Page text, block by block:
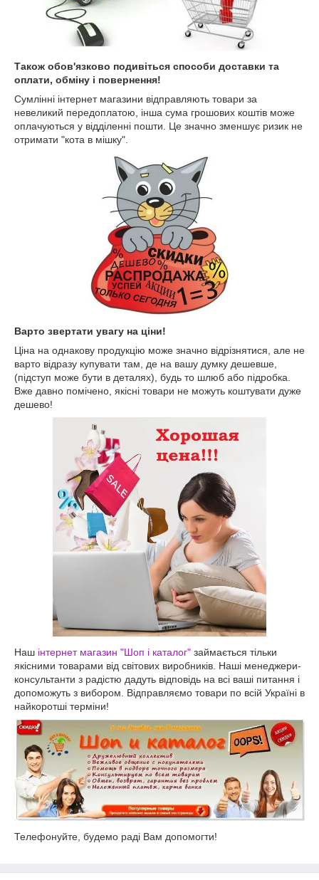
Також обов'язково подивіться способи доставки та
оплати, обміну і повернення!
Сумлінні інтернет магазини відправляють товари за
невеликий передоплатою, інша сума грошових коштів може
оплачуються у відділенні пошти. Це значно зменшує ризик не
отримати "кота в мішку".
Варто звертати увагу на ціни!
Ціна на однакову продукцію може значно відрізнятися, але не
варто відразу купувати там, де на вашу думку дешевше,
(підступ може бути в деталях), будь то шлюб або підробка.
Вже давно помічено, якісні товари не можуть коштувати дуже
дешево!
Наш інтернет магазин "Шоп і каталог" займається тільки
якісними товарами від світових виробників. Наші менеджери-
консультанти з радістю дадуть відповідь на всі ваші питання і
допоможуть з вибором. Відправляємо товари по всій Україні в
найкоротші терміни!
Телефонуйте, будемо раді Вам допомогти!